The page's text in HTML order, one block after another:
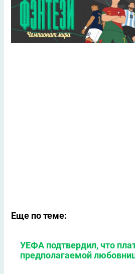
Еще по теме:
УЕФА подтвердил, что
предполагаемой